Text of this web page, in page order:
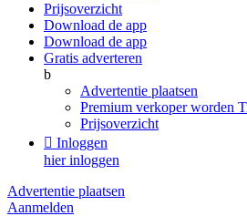
Prijsoverzicht
Download de app
Download de app
Gratis adverteren
b
Advertentie plaatsen
Premium verkoper worden
Prijsoverzicht
 Inloggen
hier inloggen
Advertentie plaatsen
Aanmelden